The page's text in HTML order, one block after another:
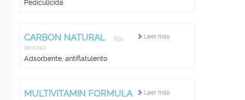
Pediculicida
Leer más
CARBON NATURAL
891
lecturas
Adsorbente, antiflatulento
Leer más
MULTIVITAMIN FORMULA